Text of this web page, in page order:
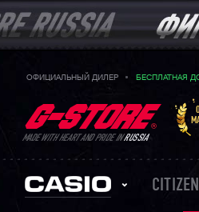
ОФИЦИАЛЬНЫЙ ДИЛЕР БЕСПЛАТНАЯ
MADE WITH HEART AND PRIDE INRUSSIA
CITIZEN